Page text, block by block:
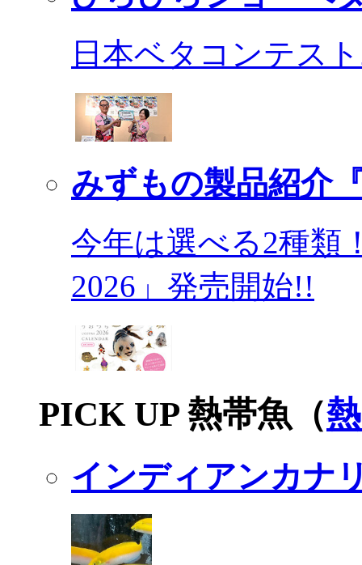
日本ベタコンテス
みずもの製品紹介
今年は選べる2種類
2026」発売開始!!
PICK UP 熱帯魚（
インディアンカナ